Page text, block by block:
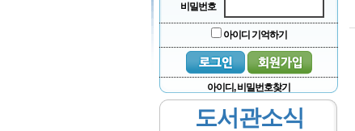
비밀번호
아이디 기억하기
아이디, 비밀번호찾기
도서관소식